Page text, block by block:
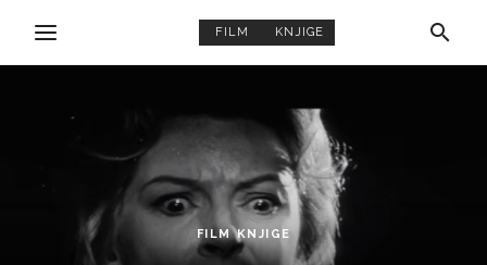
FILM KNJIGE
FILM KNJIGE